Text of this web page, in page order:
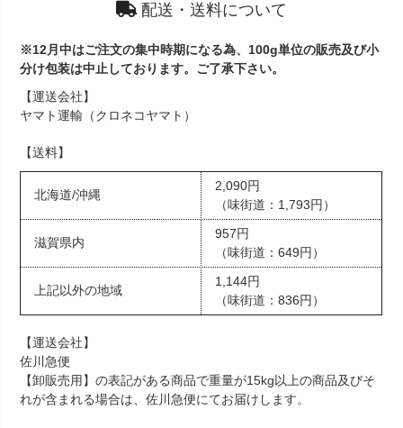
配送・送料について
※12月中はご注文の集中時期になる為、100g単位の販売及び小
分け包装は中止しております。ご了承下さい。
【運送会社】
ヤマト運輸（クロネコヤマト）
【送料】
北海道/沖縄
2,090円
（味街道：1,793円）
滋賀県内
957円
（味街道：649円）
上記以外の地域
1,144円
（味街道：836円）
【運送会社】
佐川急便
【卸販売用】の表記がある商品で重量が15kg以上の商品及びそ
れが含まれる場合は、佐川急便にてお届けします。